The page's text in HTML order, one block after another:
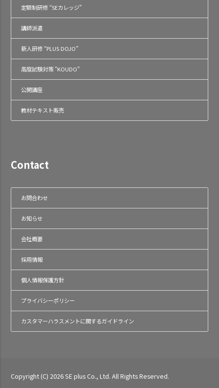
定額制研修 “SEカレッジ”
講師派遣
新人研修 “PLUS DOJO”
高度試験対策 "KOUDO"
公開講座
教材テキスト販売
Contact
お問合わせ
お知らせ
会社概要
採用情報
個人情報保護方針
プライバシーポリシー
カスタマーハラスメントに関するガイドライン
Copyright (C) 2026 SE plus Co., Ltd. All Rights Reserved.